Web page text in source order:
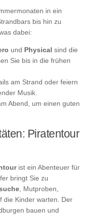
in ein
bis hin zu
dabei:
und Physical sind die
Sie bis in die frühen
am Strand oder feiern
Musik.
Abend, um einen guten
Piratentour
ist ein Abenteuer für
bringt Sie zu
, Mutproben,
die Kinder warten. Der
bauen und